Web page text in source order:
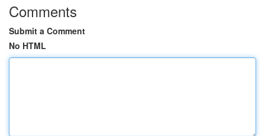
Comments
Submit a Comment
No HTML